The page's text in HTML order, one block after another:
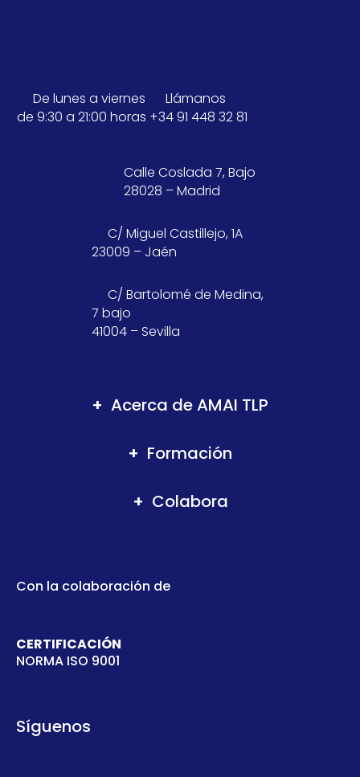
De lunes a viernes
de 9:30 a 21:00 horas
Llámanos
+34 91 448 32 81
Calle Coslada 7, Bajo
28028 – Madrid
C/ Miguel Castillejo, 1A
23009 – Jaén
C/ Bartolomé de Medina,
7 bajo
41004 – Sevilla
Acerca de AMAI TLP
Formación
Colabora
Con la colaboración de
CERTIFICACIÓN
NORMA ISO 9001
Síguenos